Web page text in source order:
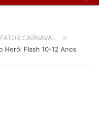
FATOS CARNAVAL
Herói Flash 10-12 Anos